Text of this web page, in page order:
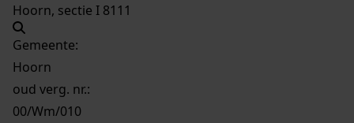
Hoorn, sectie I 8111
Gemeente:
Hoorn
oud verg. nr.:
00/Wm/010